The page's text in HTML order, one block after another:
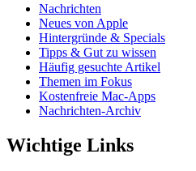
Nachrichten
Neues von Apple
Hintergründe & Specials
Tipps & Gut zu wissen
Häufig gesuchte Artikel
Themen im Fokus
Kostenfreie Mac-Apps
Nachrichten-Archiv
Wichtige Links